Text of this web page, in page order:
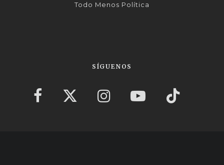
Todo Menos Política
SÍGUENOS